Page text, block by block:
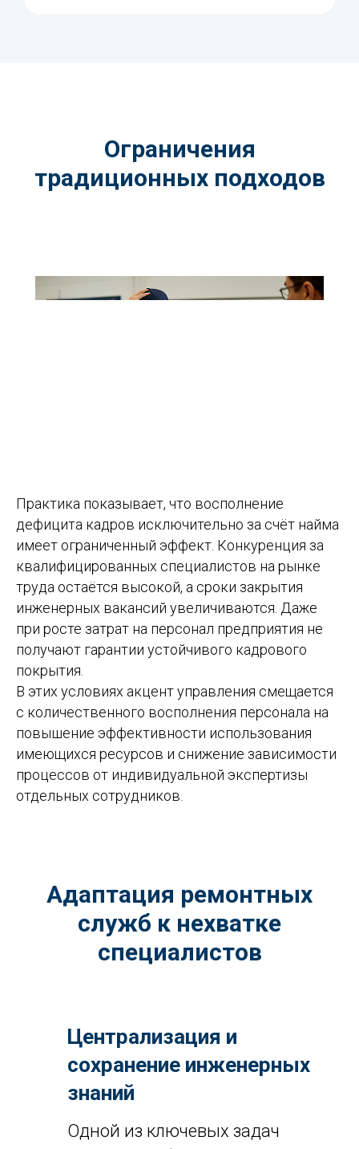
Ограничения
традиционных подходов
Практика показывает, что восполнение
дефицита кадров исключительно за счёт найма
имеет ограниченный эффект. Конкуренция за
квалифицированных специалистов на рынке
труда остаётся высокой, а сроки закрытия
инженерных вакансий увеличиваются. Даже
при росте затрат на персонал предприятия не
получают гарантии устойчивого кадрового
покрытия.
В этих условиях акцент управления смещается
с количественного восполнения персонала на
повышение эффективности использования
имеющихся ресурсов и снижение зависимости
процессов от индивидуальной экспертизы
отдельных сотрудников.
Адаптация ремонтных
служб к нехватке
специалистов
Централизация и
сохранение инженерных
знаний
Одной из ключевых задач